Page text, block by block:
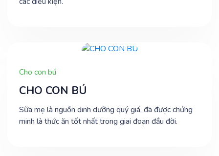
Cho con bú
CHO CON BÚ
Sữa mẹ là nguồn dinh dưỡng quý giá, đã được chứng
minh là thức ăn tốt nhất trong giai đoạn đầu đời.